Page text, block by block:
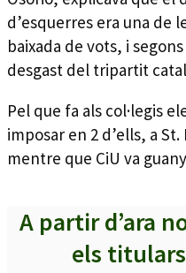
d’esquerres era una de
baixada de vots, i
desgast del tripartit
Pel que fa als col·legis
imposar en 2 d’ells, a
mentre que CiU va
A partir d’ara
els